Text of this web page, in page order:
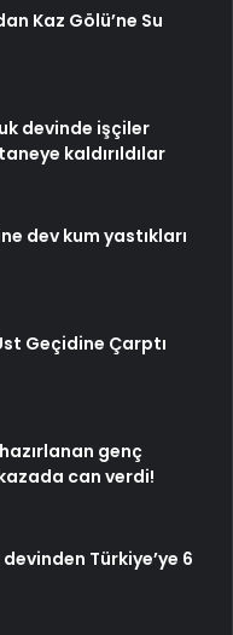
Kaz Gölü’ne Su
devinde işçiler
kaldırıldılar
dev kum yastıkları
Geçidine Çarptı
genç
can verdi!
Türkiye’ye 6